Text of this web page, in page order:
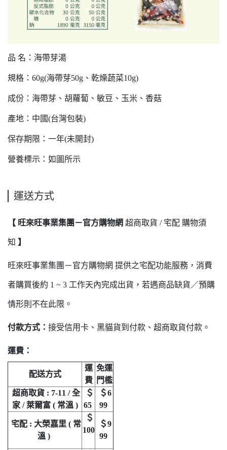
品 名：海帶芽湯
規格：60g(海帶芽50g、乾燥蔬菜10g)
成份：海帶芽、胡蘿蔔、敏豆、玉米、香菇
產地：中國(台灣包裝)
保存期限：一年(未開封)
營養標示：如圖所示
運送方式
【 旺來旺事業集團－官方購物網 超商取貨 / 宅配 購物須
知 】
旺來旺事業集團－官方購物網 提供之宅配功能服務，消費
者購買後約 1 ~ 3 工作天內完成出貨，若遇商品缺貨／預購
情形則不在此限。
付款方式： 接受信用卡、黑貓貨到付款、超商取貨付款。
運費：
配送方式
運
費
免運
門檻
超商取貨 : 7-11 / 全
家 / 萊爾富 ( 常溫 )
＄
65
＄6
99
宅配 : 大榮嘉里 ( 常
溫 )
＄
100
＄9
99